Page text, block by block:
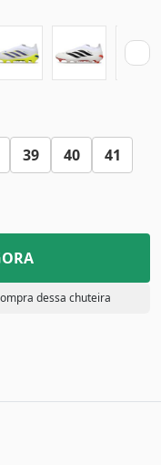
39 40
41
dessa chuteira